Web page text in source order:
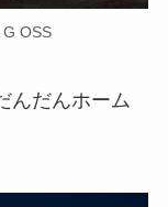
OSS
んだんホーム